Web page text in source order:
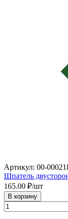
Артикул: 00-
Шпатель
165.00 ₽/шт
В корзину